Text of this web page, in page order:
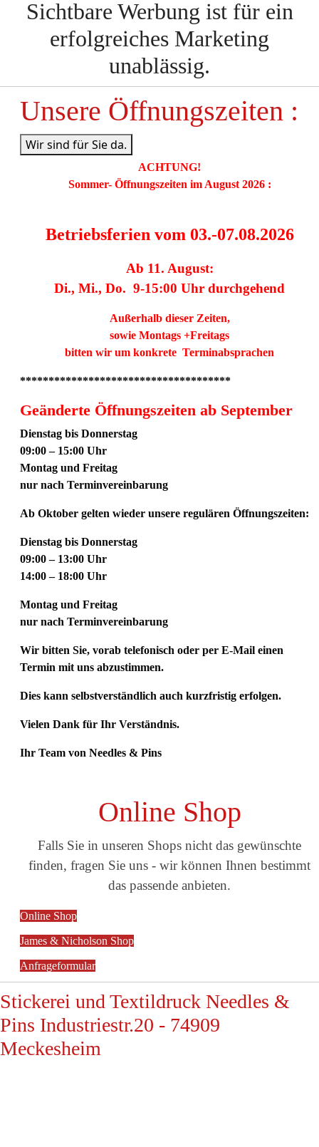
Sichtbare Werbung ist für ein
erfolgreiches Marketing
unablässig.
Unsere Öffnungszeiten :
Wir sind für Sie da.
ACHTUNG!
Sommer- Öffnungszeiten im August 2026:
Betriebsferien vom 03.-07.08.2026
Ab 11. August:
Di., Mi., Do. 9-15:00 Uhr durchgehend
Außerhalb dieser Zeiten,
sowie Montags +Freitags
bitten wir um konkrete Terminabsprachen
*************************************
Geänderte Öffnungszeiten ab September
Dienstag bis Donnerstag
09:00 – 15:00 Uhr
Montag und Freitag
nur nach Terminvereinbarung
Ab Oktober gelten wieder unsere regulären Öffnungszeiten:
Dienstag bis Donnerstag
09:00 – 13:00 Uhr
14:00 – 18:00 Uhr
Montag und Freitag
nur nach Terminvereinbarung
Wir bitten Sie, vorab telefonisch oder per E-Mail einen
Termin mit uns abzustimmen.
Dies kann selbstverständlich auch kurzfristig erfolgen.
Vielen Dank für Ihr Verständnis.
Ihr Team von Needles & Pins
Online Shop
Falls Sie in unseren Shops nicht das gewünschte
finden, fragen Sie uns - wir können Ihnen bestimmt
das passende anbieten.
Online Shop
James & Nicholson Shop
Anfrageformular
Stickerei und Textildruck Needles &
Pins Industriestr.20 - 74909
Meckesheim